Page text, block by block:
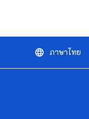
language ภาษาไทย